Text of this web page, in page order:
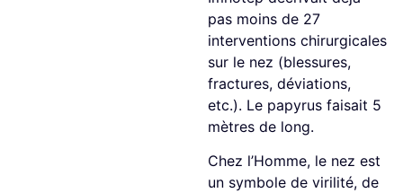
pas moins de 27
interventions chirurgicales
sur le nez (blessures,
fractures, déviations,
etc.). Le papyrus faisait 5
mètres de long.
Chez l’Homme, le nez est
un symbole de virilité, de